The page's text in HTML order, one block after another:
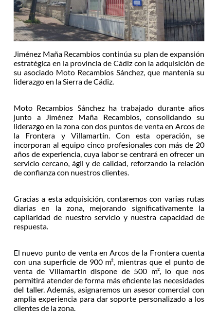
Jiménez Maña Recambios continúa su plan de expansión
estratégica en la provincia de Cádiz con la adquisición de
su asociado Moto Recambios Sánchez, que mantenía su
liderazgo en la Sierra de Cádiz.
Moto Recambios Sánchez ha trabajado durante años
junto a Jiménez Maña Recambios, consolidando su
liderazgo en la zona con dos puntos de venta en Arcos de
la Frontera y Villamartín. Con esta operación, se
incorporan al equipo cinco profesionales con más de 20
años de experiencia, cuya labor se centrará en ofrecer un
servicio cercano, ágil y de calidad, reforzando la relación
de confianza con nuestros clientes.
Gracias a esta adquisición, contaremos con varias rutas
diarias en la zona, mejorando significativamente la
capilaridad de nuestro servicio y nuestra capacidad de
respuesta.
El nuevo punto de venta en Arcos de la Frontera cuenta
con una superficie de 900 m², mientras que el punto de
venta de Villamartín dispone de 500 m², lo que nos
permitirá atender de forma más eficiente las necesidades
del taller. Además, asignaremos un asesor comercial con
amplia experiencia para dar soporte personalizado a los
clientes de la zona.